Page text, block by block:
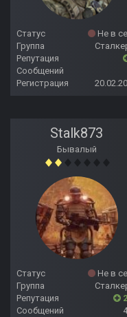
Статус
Не в
Группа
Репутация
Сообщений
Регистрация
Stalk873
Бывалый
Статус
Не в
Группа
Репутация
Сообщений